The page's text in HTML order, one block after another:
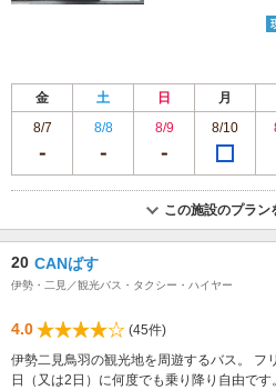
金 土 日 月
8/7
8/8 8/9 8/10
この施設のプラン
20 CANばす
伊勢・二見／観光バス・タクシー・ハイヤー
4.0
(45件)
伊勢二見鳥羽の観光地を周遊するバス。 フ
日（又は2日）に何度でも乗り降り自由で